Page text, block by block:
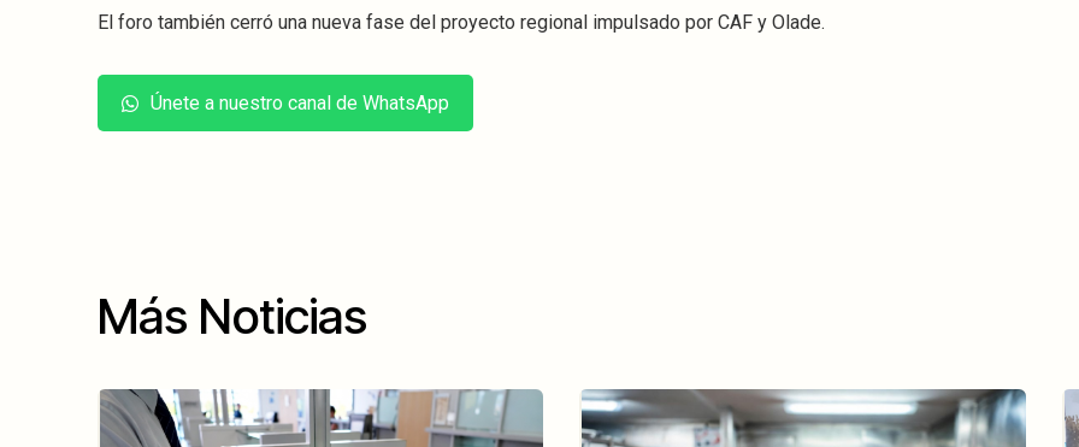
El foro también cerró una nueva fase del proyecto regional impulsado por CAF y Olade.
Únete a nuestro canal de WhatsApp
Más Noticias